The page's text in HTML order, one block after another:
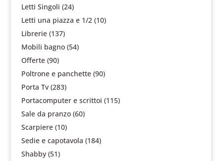
Letti Singoli (24)
Letti una piazza e 1/2 (10)
Librerie (137)
Mobili bagno (54)
Offerte (90)
Poltrone e panchette (90)
Porta Tv (283)
Portacomputer e scrittoi (115)
Sale da pranzo (60)
Scarpiere (10)
Sedie e capotavola (184)
Shabby (51)